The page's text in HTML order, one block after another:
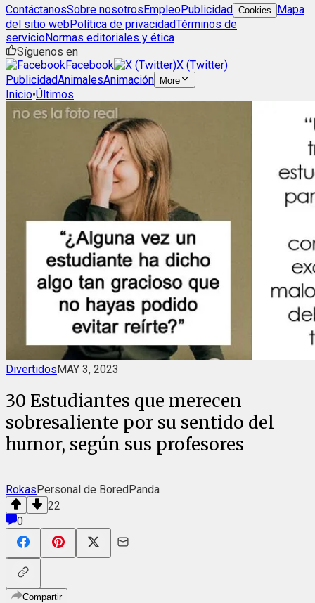
ContáctanosSobre nosotrosEmpleoPublicidad Cookies
Mapa
del sitio webPolítica de privacidadTérminos de
servicioNormas editoriales y ética
Síguenos en
Facebook
X (Twitter)
PublicidadAnimalesAnimación More
Inicio•Últimos
DivertidosMAY 3, 2023
30 Estudiantes que merecen
sobresaliente por su sentido del
humor, según sus profesores
RokasPersonal de BoredPanda
22
0
Compartir